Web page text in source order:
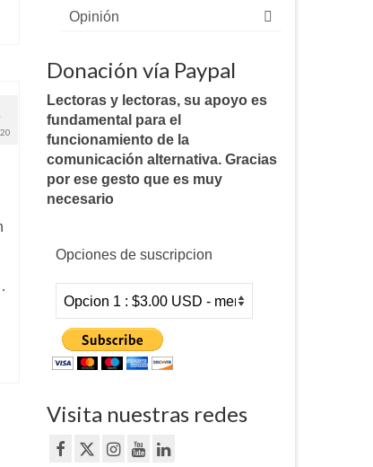
Opinión
Donación vía Paypal
Lectoras y lectoras, su apoyo es
fundamental para el
funcionamiento de la
comunicación alternativa. Gracias
por ese gesto que es muy
necesario
Opciones de suscripcion
Visita nuestras redes